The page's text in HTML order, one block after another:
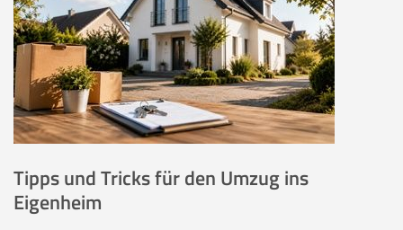
Tipps und Tricks für den Umzug ins
Eigenheim